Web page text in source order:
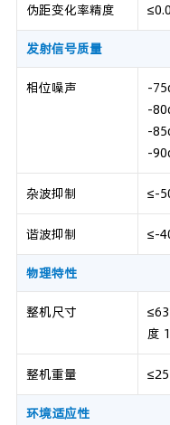
伪距变化率精度
发射信号质量
相位噪声
-
-
-
-
杂波抑制 ≤-
谐波抑制 ≤-
物理特性
整机尺寸
度
整机重量
环境适应性